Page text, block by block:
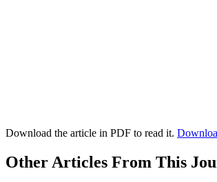
Download the article in PDF to read it.
Other Articles From This